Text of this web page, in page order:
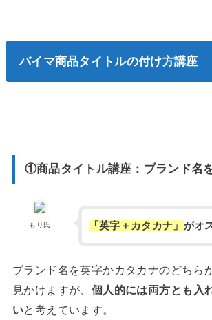
バイマ商品タイトルの付け方講座
①商品タイトル講座：ブランド名
もり氏 「英字＋カタカナ」 がオ
ブランド名を英字かカタカナのどちら
見かけますが、 個人的には両方とも入
いと考えています。